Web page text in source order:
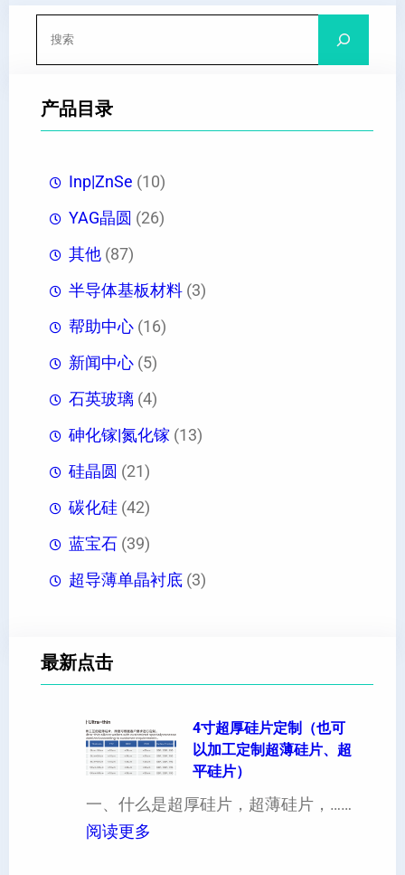
产品目录
Inp|ZnSe (10)
YAG晶圆 (26)
其他 (87)
半导体基板材料 (3)
帮助中心 (16)
新闻中心 (5)
石英玻璃 (4)
砷化镓|氮化镓 (13)
硅晶圆 (21)
碳化硅 (42)
蓝宝石 (39)
超导薄单晶衬底 (3)
最新点击
4寸超厚硅片定制（也可
以加工定制超薄硅片、超
平硅片）
一、什么是超厚硅片，超薄硅片，……
阅读更多